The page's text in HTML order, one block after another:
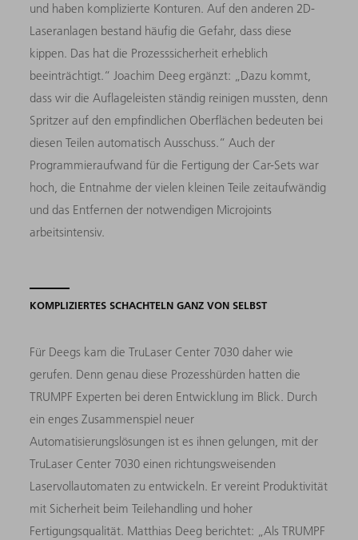
und haben komplizierte Konturen. Auf den anderen 2D-
Laseranlagen bestand häufig die Gefahr, dass diese
kippen. Das hat die Prozesssicherheit erheblich
beeinträchtigt.“ Joachim Deeg ergänzt: „Dazu kommt,
dass wir die Auflageleisten ständig reinigen mussten, denn
Spritzer auf den empfindlichen Oberflächen bedeuten bei
diesen Teilen automatisch Ausschuss.“ Auch der
Programmieraufwand für die Fertigung der Car-Sets war
hoch, die Entnahme der vielen kleinen Teile zeitaufwändig
und das Entfernen der notwendigen Microjoints
arbeitsintensiv.
KOMPLIZIERTES SCHACHTELN GANZ VON SELBST
Für Deegs kam die TruLaser Center 7030 daher wie
gerufen. Denn genau diese Prozesshürden hatten die
TRUMPF Experten bei deren Entwicklung im Blick. Durch
ein enges Zusammenspiel neuer
Automatisierungslösungen ist es ihnen gelungen, mit der
TruLaser Center 7030 einen richtungsweisenden
Laservollautomaten zu entwickeln. Er vereint Produktivität
mit Sicherheit beim Teilehandling und hoher
Fertigungsqualität. Matthias Deeg berichtet: „Als TRUMPF